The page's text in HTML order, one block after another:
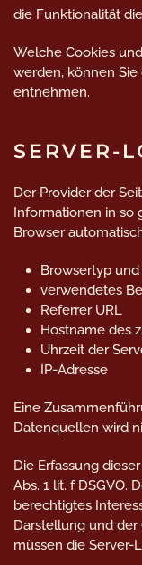
die Funktionalität
Welche Cookies
werden, können
entnehmen.
SERVER-
Der Provider der
Informationen in so
Browser
Browsertyp
verwendetes
Referrer URL
Hostname des
Uhrzeit der
IP-Adresse
Eine
Datenquellen wird
Die Erfassung
Abs. 1 lit. f DSGVO.
berechtigtes
Darstellung und der
müssen die Server-